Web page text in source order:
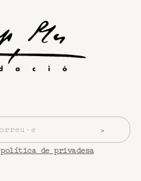
política de privadesa